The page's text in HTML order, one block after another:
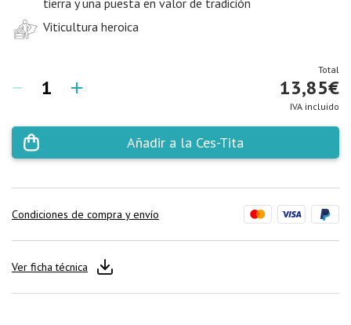
tierra y una puesta en valor de tradición
Viticultura heroica
Total
13,85€
IVA incluido
Añadir a la Ces-Tita
Condiciones de compra y envío
Ver ficha técnica